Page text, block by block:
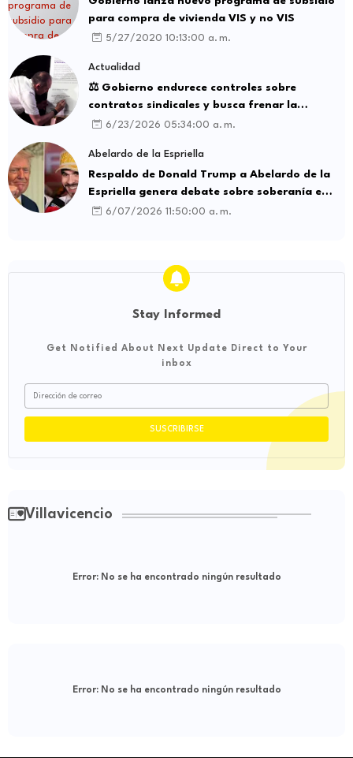
para compra de vivienda VIS y no VIS
5/27/2020 10:13:00 a. m.
Actualidad
⚖️ Gobierno endurece controles sobre
contratos sindicales y busca frenar la
intermediación laboral ilegal
6/23/2026 05:34:00 a. m.
Abelardo de la Espriella
Respaldo de Donald Trump a Abelardo de la
Espriella genera debate sobre soberanía e
influencia internacional
6/07/2026 11:50:00 a. m.
Stay Informed
Get Notified About Next Update Direct to Your
inbox
Villavicencio
Error:No se ha encontrado ningún resultado
Error:No se ha encontrado ningún resultado